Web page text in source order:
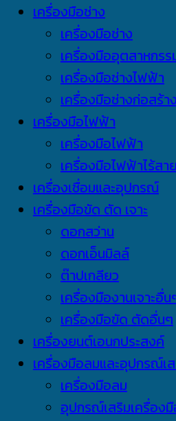
เครื่องมือช่าง
เครื่องมือช่าง
เครื่องมืออุตสาหกรร
เครื่องมือช่างไฟฟ้า
เครื่องมือช่างก่อสร้าง
เครื่องมือไฟฟ้า
เครื่องมือไฟฟ้า
เครื่องมือไฟฟ้าไร้สาย
เครื่องเชื่อมและอุปกรณ์
เครื่องมือขัด ตัด เจาะ
ดอกสว่าน
ดอกเอ็นมิลล์
ต๊าปเกลียว
เครื่องมืองานเจาะอื่น
เครื่องมือขัด ตัดอื่นๆ
เครื่องยนต์เอนกประสงค์
เครื่องมือลมและอุปกรณ์เ
เครื่องมือลม
อุปกรณ์เสริมเครื่อง